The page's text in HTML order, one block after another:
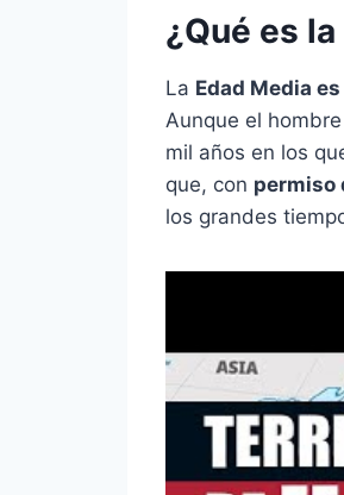
¿Qué es
La Edad Media
Aunque el
mil años en los
que, con permiso
los grandes